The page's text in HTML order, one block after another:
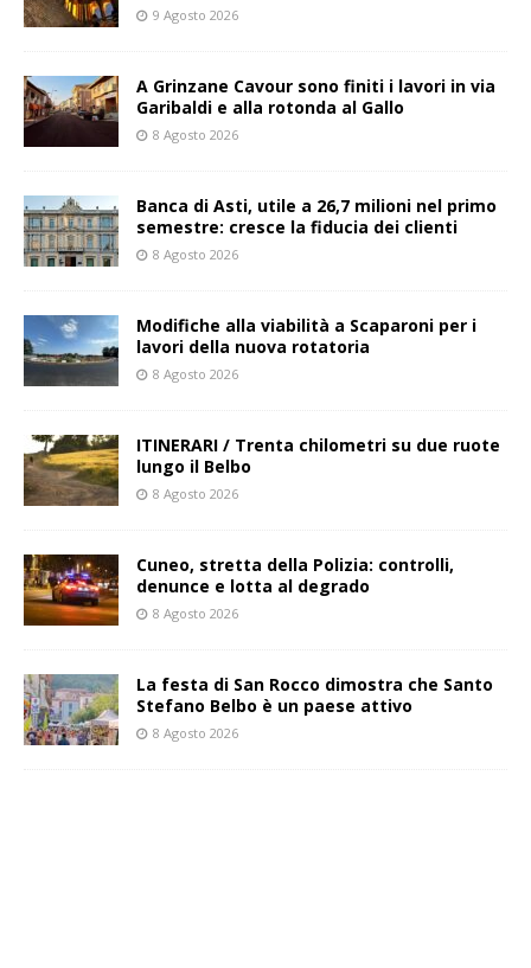
9 Agosto 2026
A Grinzane Cavour sono finiti i lavori in via
Garibaldi e alla rotonda al Gallo
8 Agosto 2026
Banca di Asti, utile a 26,7 milioni nel primo
semestre: cresce la fiducia dei clienti
8 Agosto 2026
Modifiche alla viabilità a Scaparoni per i
lavori della nuova rotatoria
8 Agosto 2026
ITINERARI / Trenta chilometri su due ruote
lungo il Belbo
8 Agosto 2026
Cuneo, stretta della Polizia: controlli,
denunce e lotta al degrado
8 Agosto 2026
La festa di San Rocco dimostra che Santo
Stefano Belbo è un paese attivo
8 Agosto 2026